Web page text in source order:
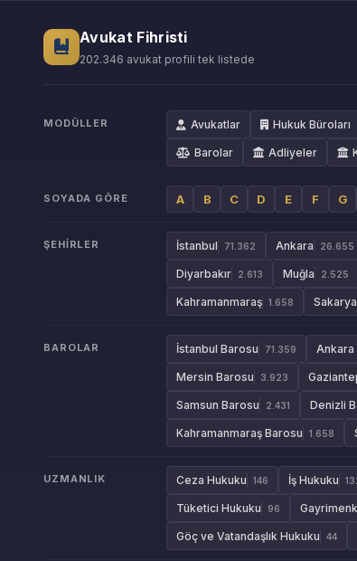
Avukat Fihristi
202.346 avukat profili tek listede
MODÜLLER Avukatlar Hukuk Büroları
Barolar Adliyeler
SOYADA GÖRE A B C D E F G
ŞEHIRLER İstanbul 71.362 Ankara 26.655
Diyarbakır 2.613 Muğla 2.525
Kahramanmaraş 1.658 Sakarya
BAROLAR İstanbul Barosu 71.359 Ankara
Mersin Barosu 3.923
Samsun Barosu 2.431 Denizli
Kahramanmaraş Barosu 1.658
UZMANLIK Ceza Hukuku 146 İş Hukuku
Tüketici Hukuku 96
Göç ve Vatandaşlık Hukuku 44